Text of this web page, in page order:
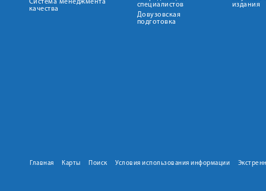
Система менеджмента
качества
специалистов
Довузовская
подготовка
издания
Главная Карты Поиск Условия использования информации